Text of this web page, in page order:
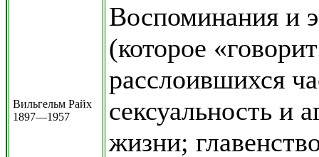
Вильгельм Райх
1897—1957
Воспоминания и
(которое
расслоившихся
сексуальность и
жизни;